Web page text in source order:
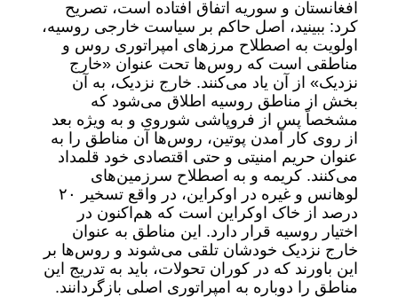
افغانستان و سوریه اتفاق افتاده است، تصریح
کرد: ببینید، اصل حاکم بر سیاست خارجی روسیه،
اولویت به اصطلاح مرزهای امپراتوری روس و
مناطقی است که روس‌ها تحت عنوان «خارج
نزدیک» از آن یاد می‌کنند. خارج نزدیک، به آن
بخش از مناطق روسیه اطلاق می‌شود که
مشخصاً پس از فروپاشی شوروی و به ویژه بعد
از روی کار آمدن پوتین، روس‌ها آن مناطق را به
عنوان حریم امنیتی و حتی اقتصادی خود قلمداد
می‌کنند. کریمه و به اصطلاح سرزمین‌های
لوهانس و غیره در اوکراین، در واقع تسخیر ۲۰
درصد از خاک اوکراین است که هم‌اکنون در
اختیار روسیه قرار دارد. این مناطق به عنوان
خارج نزدیک خودشان تلقی می‌شوند و روس‌ها بر
این باورند که در کوران تحولات، باید به تدریج این
مناطق را دوباره به امپراتوری اصلی بازگردانند.